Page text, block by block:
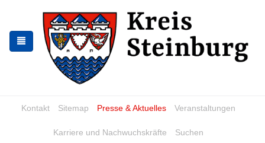
springen
springen
Kontakt Sitemap Presse & Aktuelles Veranstaltungen
Karriere und Nachwuchskräfte Suchen